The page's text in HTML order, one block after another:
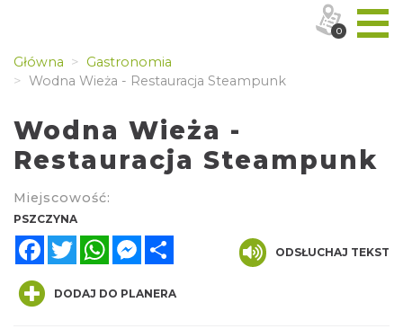
Główna
Gastronomia
Wodna Wieża - Restauracja Steampunk
Wodna Wieża -
Restauracja Steampunk
Miejscowość:
PSZCZYNA
FacebookTwitterWhatsAppMessenger
ODSŁUCHAJ TEKST
DODAJ DO PLANERA
0